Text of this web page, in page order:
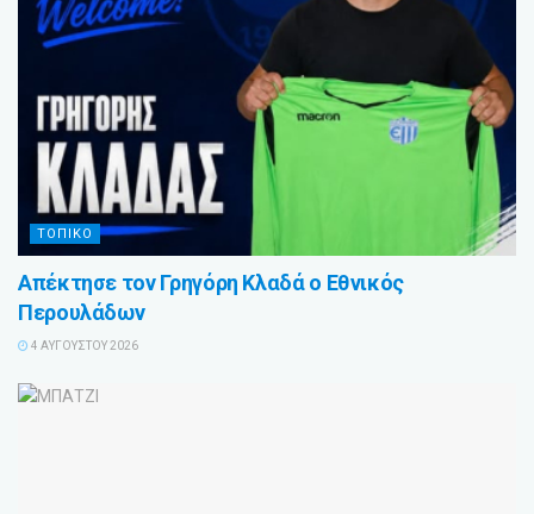
ΤΟΠΙΚΌ
Απέκτησε τον Γρηγόρη Κλαδά ο Εθνικός
Περουλάδων
4 ΑΥΓΟΎΣΤΟΥ 2026